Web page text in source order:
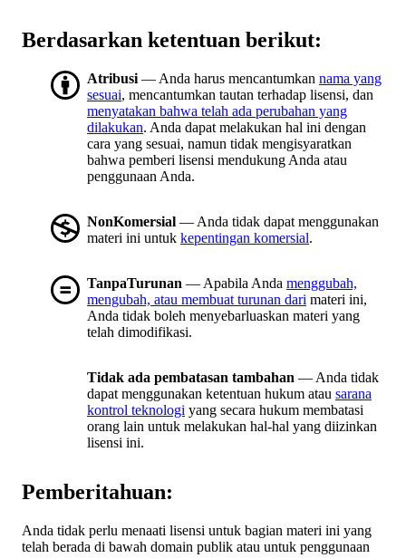
Berdasarkan ketentuan berikut:
Atribusi — Anda harus mencantumkan nama yang
sesuai, mencantumkan tautan terhadap lisensi, dan
menyatakan bahwa telah ada perubahan yang
dilakukan. Anda dapat melakukan hal ini dengan
cara yang sesuai, namun tidak mengisyaratkan
bahwa pemberi lisensi mendukung Anda atau
penggunaan Anda.
NonKomersial — Anda tidak dapat menggunakan
materi ini untuk kepentingan komersial.
TanpaTurunan — Apabila Anda menggubah,
mengubah, atau membuat turunan dari materi ini,
Anda tidak boleh menyebarluaskan materi yang
telah dimodifikasi.
Tidak ada pembatasan tambahan — Anda tidak
dapat menggunakan ketentuan hukum atau sarana
kontrol teknologi yang secara hukum membatasi
orang lain untuk melakukan hal-hal yang diizinkan
lisensi ini.
Pemberitahuan:
Anda tidak perlu menaati lisensi untuk bagian materi ini yang
telah berada di bawah domain publik atau untuk penggunaan